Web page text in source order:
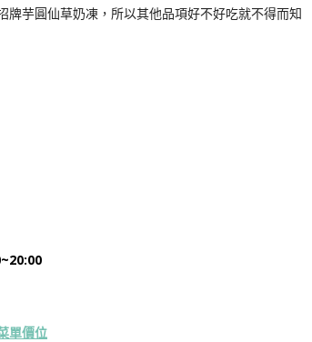
芋圓仙草奶凍，所以其他品項好不好吃就不得而知
單價位